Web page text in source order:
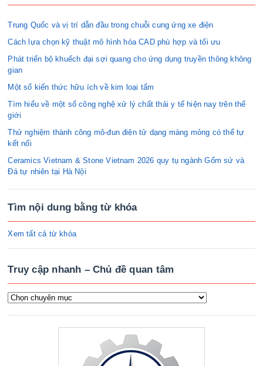
Trung Quốc và vị trí dẫn đầu trong chuỗi cung ứng xe điện
Cách lựa chọn kỹ thuật mô hình hóa CAD phù hợp và tối ưu
Phát triển bộ khuếch đại sợi quang cho ứng dụng truyền thông không
gian
Một số kiến thức hữu ích về kim loại tấm
Tìm hiểu về một số công nghệ xử lý chất thải y tế hiện nay trên thế
giới
Thử nghiệm thành công mô-đun điện tử dạng màng mỏng có thể tự
kết nối
Ceramics Vietnam & Stone Vietnam 2026 quy tụ ngành Gốm sứ và
Đá tự nhiên tại Hà Nội
Tìm nội dung bằng từ khóa
Xem tất cả từ khóa
Truy cập nhanh – Chủ đề quan tâm